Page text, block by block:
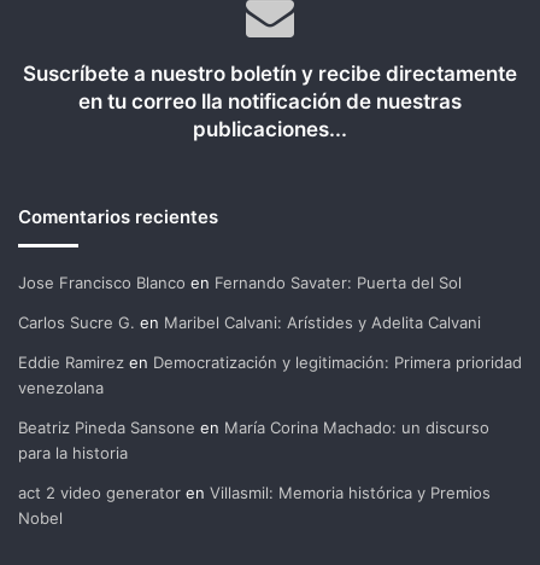
Suscríbete a nuestro boletín y recibe directamente
en tu correo lla notificación de nuestras
publicaciones...
Comentarios recientes
Jose Francisco Blanco en Fernando Savater: Puerta del Sol
Carlos Sucre G. en Maribel Calvani: Arístides y Adelita Calvani
Eddie Ramirez en Democratización y legitimación: Primera prioridad
venezolana
Beatriz Pineda Sansone en María Corina Machado: un discurso
para la historia
act 2 video generator en Villasmil: Memoria histórica y Premios
Nobel